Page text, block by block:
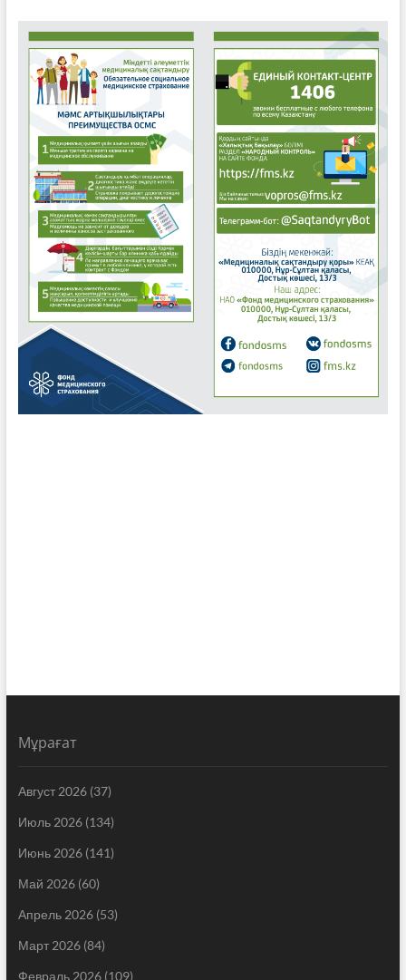
Мұрағат
Август 2026(37)
Июль 2026(134)
Июнь 2026(141)
Май 2026(60)
Апрель 2026(53)
Март 2026(84)
Февраль 2026(109)